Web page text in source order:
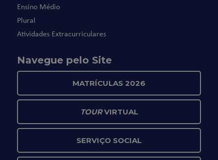
Ensino Médio
Plural
Atividades Extracurriculares
Navegue pelo Site
MATRÍCULAS 2026
TOURVIRTUAL
SERVIÇO SOCIAL